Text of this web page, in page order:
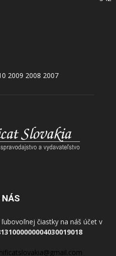
2009 2008 2007
NÁS
čiastky na náš účet v